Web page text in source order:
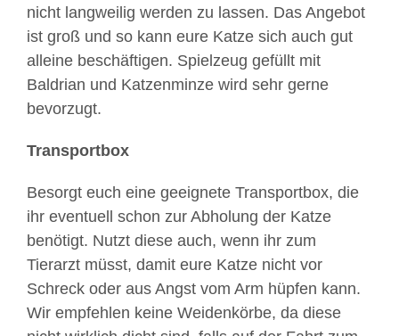
nicht langweilig werden zu lassen. Das Angebot
ist groß und so kann eure Katze sich auch gut
alleine beschäftigen. Spielzeug gefüllt mit
Baldrian und Katzenminze wird sehr gerne
bevorzugt.
Transportbox
Besorgt euch eine geeignete Transportbox, die
ihr eventuell schon zur Abholung der Katze
benötigt. Nutzt diese auch, wenn ihr zum
Tierarzt müsst, damit eure Katze nicht vor
Schreck oder aus Angst vom Arm hüpfen kann.
Wir empfehlen keine Weidenkörbe, da diese